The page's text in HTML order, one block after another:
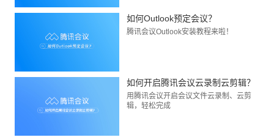
如何Outlook预定会议？
腾讯会议Outlook安装教程来啦！
如何开启腾讯会议云录制云剪辑？
用腾讯会议开启会议文件云录制、云剪
辑，轻松完成